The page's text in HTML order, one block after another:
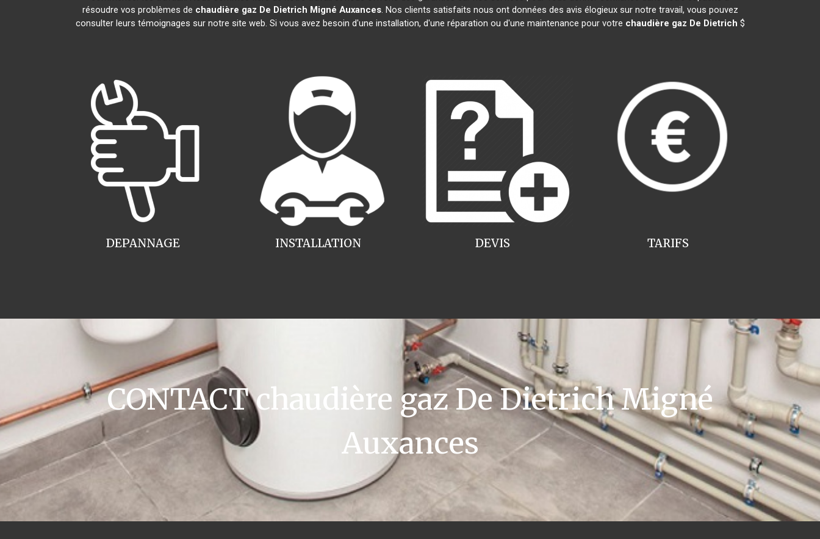
résoudre vos problèmes de chaudière gaz De Dietrich Migné Auxances. Nos clients satisfaits nous ont données des avis élogieux sur notre travail, vous pouvez
consulter leurs témoignages sur notre site web. Si vous avez besoin d'une installation, d'une réparation ou d'une maintenance pour votre chaudière gaz De Dietrich $
INSTALLATION
DEPANNAGE TARIFS
DEVIS
CONTACT chaudière gaz De Dietrich Migné
Auxances